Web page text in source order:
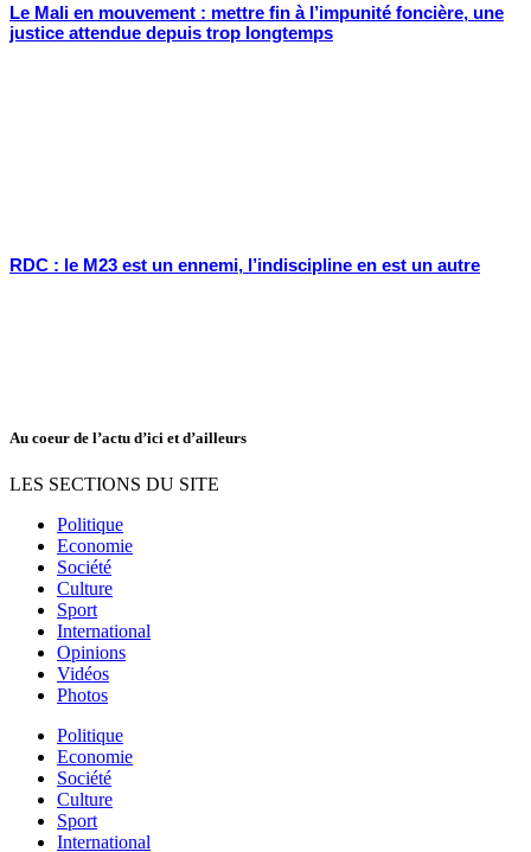
Le Mali en mouvement : mettre fin à l’impunité foncière, une
justice attendue depuis trop longtemps
RDC : le M23 est un ennemi, l’indiscipline en est un autre
Au coeur de l’actu d’ici et d’ailleurs
LES SECTIONS DU SITE
Politique
Economie
Société
Culture
Sport
International
Opinions
Vidéos
Photos
Politique
Economie
Société
Culture
Sport
International